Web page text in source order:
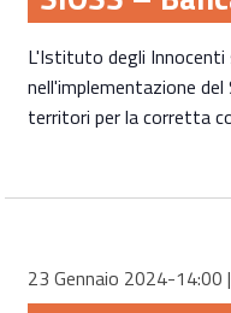
L'Istituto degli Innocenti
nell'implementazione
territori per la corretta
23 Gennaio 2024-14:00 |